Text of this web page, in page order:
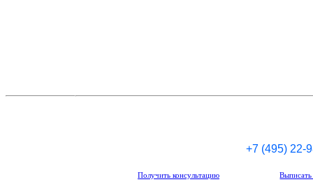
+7 (495) 22-
Получить консультацию